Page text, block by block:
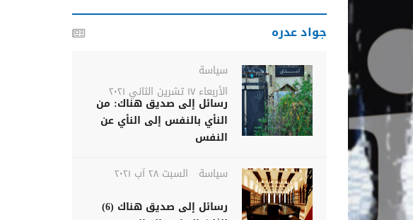
جواد عدره
سياسة
الأربعاء ١٧ تشرين الثاني ٢٠٢١
رسائل إلى صديق هناك: من
النأي بالنفس إلى النأي عن
النفس
سياسة
السبت ٢٨ آب ٢٠٢١
رسائل إلى صديق هناك (6)